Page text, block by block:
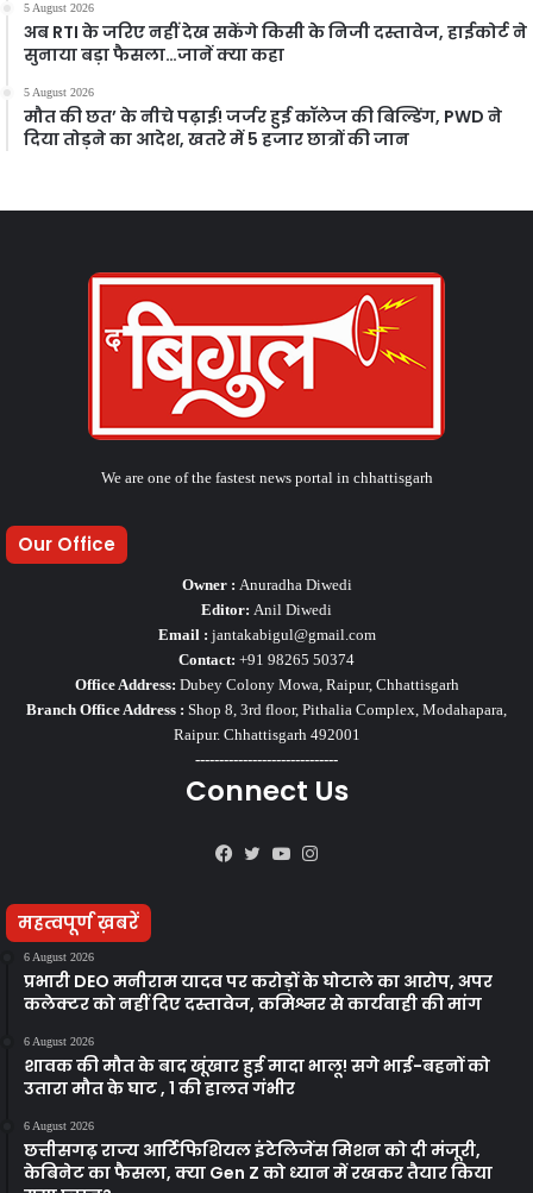
5 August 2026
अब RTI के जरिए नहीं देख सकेंगे किसी के निजी दस्तावेज, हाईकोर्ट ने
सुनाया बड़ा फैसला…जानें क्या कहा
5 August 2026
मौत की छत’ के नीचे पढ़ाई! जर्जर हुई कॉलेज की बिल्डिंग, PWD ने
दिया तोड़ने का आदेश, खतरे में 5 हजार छात्रों की जान
We are one of the fastest news portal in chhattisgarh
Our Office
Owner : Anuradha Diwedi
Editor: Anil Diwedi
Email : jantakabigul@gmail.com
Contact: +91 98265 50374
Office Address: Dubey Colony Mowa, Raipur, Chhattisgarh
Branch Office Address : Shop 8, 3rd floor, Pithalia Complex, Modahapara,
Raipur. Chhattisgarh 492001
------------------------------
Connect Us
Facebook
TwitterYouTube
महत्वपूर्ण ख़बरें
6 August 2026
प्रभारी DEO मनीराम यादव पर करोड़ों के घोटाले का आरोप, अपर
कलेक्टर को नहीं दिए दस्तावेज, कमिश्नर से कार्यवाही की मांग
6 August 2026
शावक की मौत के बाद खूंखार हुई मादा भालू! सगे भाई-बहनों को
उतारा मौत के घाट , 1 की हालत गंभीर
6 August 2026
छत्तीसगढ़ राज्य आर्टिफिशियल इंटेलिजेंस मिशन को दी मंजूरी,
केबिनेट का फैसला, क्या Gen Z को ध्यान में रखकर तैयार किया